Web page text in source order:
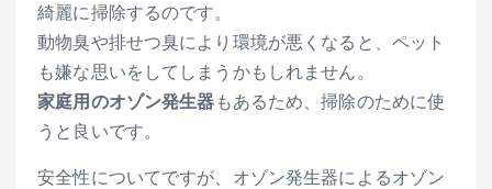
綺麗に掃除するのです。
動物臭や排せつ臭により環境が悪くなると、ペット
も嫌な思いをしてしまうかもしれません。
家庭用のオゾン発生器 もあるため、掃除のために使
うと良いです。
安全性についてですが、オゾン発生器によるオゾン